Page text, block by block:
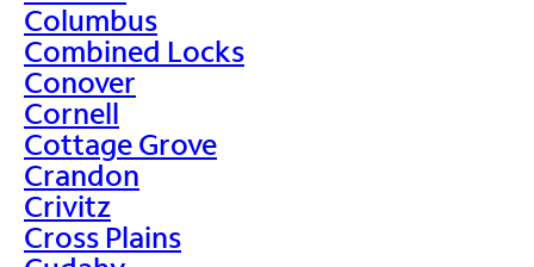
Columbus
Combined Locks
Conover
Cornell
Cottage Grove
Crandon
Crivitz
Cross Plains